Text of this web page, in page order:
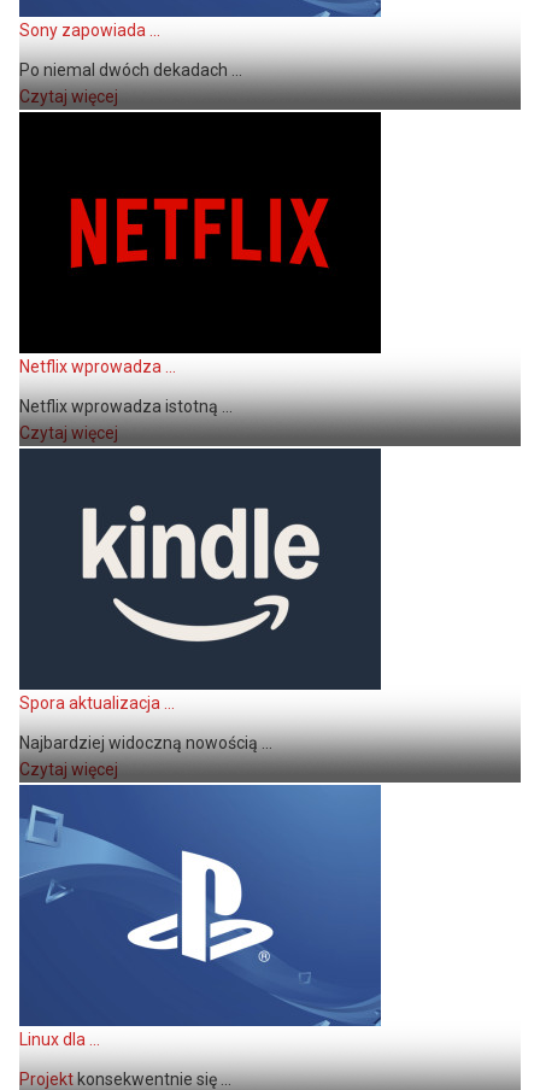
Sony zapowiada ...
Po niemal dwóch dekadach ...
Czytaj więcej
Netflix wprowadza ...
Netflix wprowadza istotną ...
Czytaj więcej
Spora aktualizacja ...
Najbardziej widoczną nowością ...
Czytaj więcej
Linux dla ...
Projektkonsekwentnie się ...